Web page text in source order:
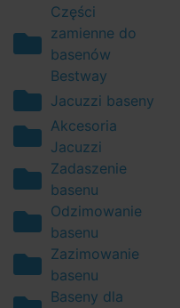
Części
zamienne do
basenów
Bestway
Jacuzzi baseny
Akcesoria
Jacuzzi
Zadaszenie
basenu
Odzimowanie
basenu
Zazimowanie
basenu
Baseny dla